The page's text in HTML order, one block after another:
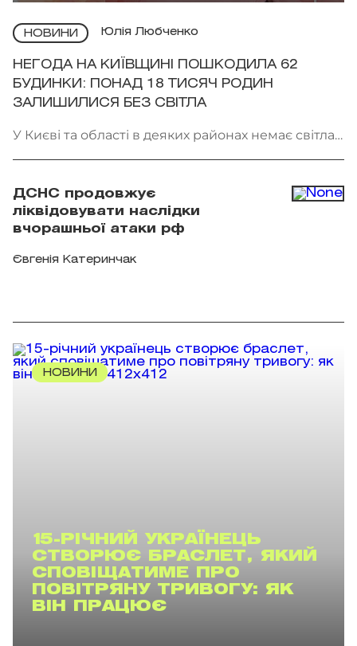
НОВИНИ Юлія Любченко
НЕГОДА НА КИЇВЩИНІ ПОШКОДИЛА 62
БУДИНКИ: ПОНАД 18 ТИСЯЧ РОДИН
ЗАЛИШИЛИСЯ БЕЗ СВІТЛА
У Києві та області в деяких районах немає світла.
ДСНС продовжує
ліквідовувати наслідки
вчорашньої атаки рф
Євгенія Катеринчак
НОВИНИ
15-РІЧНИЙ УКРАЇНЕЦЬ
СТВОРЮЄ БРАСЛЕТ, ЯКИЙ
СПОВІЩАТИМЕ ПРО
ПОВІТРЯНУ ТРИВОГУ: ЯК
ВІН ПРАЦЮЄ